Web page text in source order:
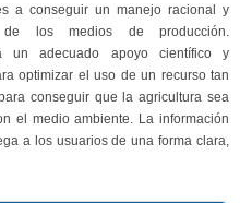
a conseguir un manejo racional y
de los medios de producción.
un adecuado apoyo científico y
optimizar el uso de un recurso tan
conseguir que la agricultura sea
el medio ambiente. La información
a los usuarios de una forma clara,